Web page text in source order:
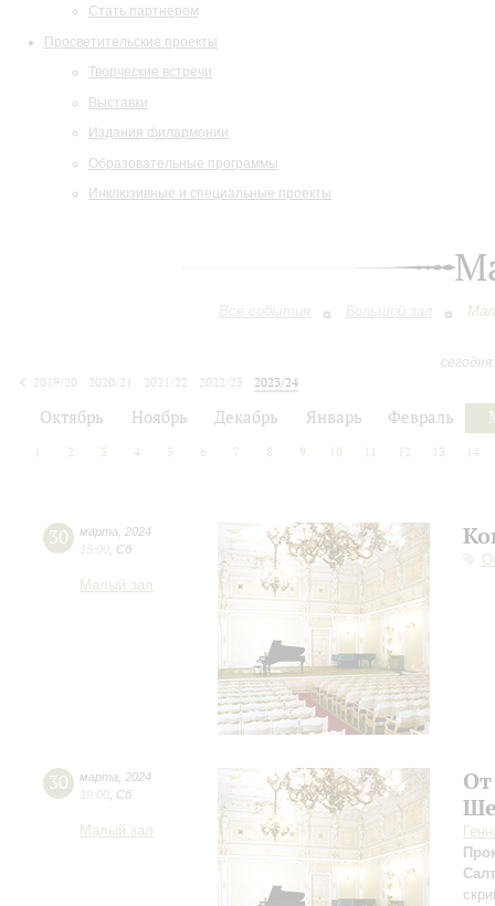
Стать партнером
Просветительские проекты
Творческие встречи
Выставки
Издания филармонии
Образовательные программы
Инклюзивные и специальные проекты
Все события Большой зал
2019/20
2020/21 2021/22 2022/23
2023/24
Октябрь Ноябрь Декабрь Январь Февраль
2 3 4 5 6 7 8 9 10 12 13 14
30 марта
2024
15:00 Сб
Малый зал
30 марта
2024
19:00 Сб
Малый зал